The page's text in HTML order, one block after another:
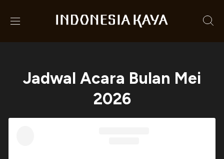
Jadwal Acara Bulan Mei
2026